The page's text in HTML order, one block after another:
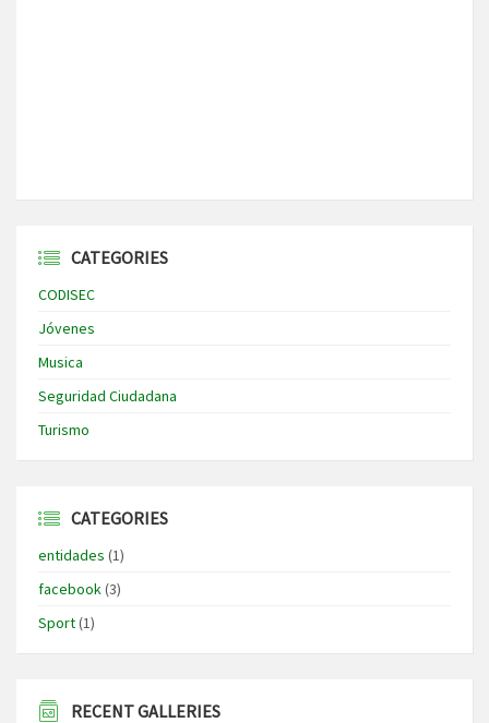
CATEGORIES
CODISEC
Jóvenes
Musica
Seguridad Ciudadana
Turismo
CATEGORIES
entidades (1)
facebook(3)
Sport(1)
RECENT GALLERIES